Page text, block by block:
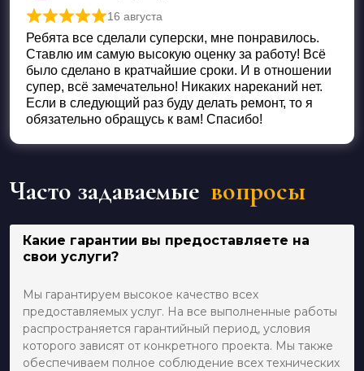
Оценка5 из 5
16 августа
Ребята все сделали суперски, мне понравилось.
Ставлю им самую высокую оценку за работу! Всё
было сделано в кратчайшие сроки. И в отношении
супер, всё замечательно! Никаких нареканий нет.
Если в следующий раз буду делать ремонт, то я
обязательно обращусь к вам! Спасибо!
Часто задаваемые вопросы
Какие гарантии вы предоставляете на
свои услуги?
Мы гарантируем высокое качество всех
предоставляемых услуг. На все выполненные работы
распространяется гарантийный период, условия
которого зависят от конкретного проекта. Мы также
обеспечиваем полное соблюдение всех технических